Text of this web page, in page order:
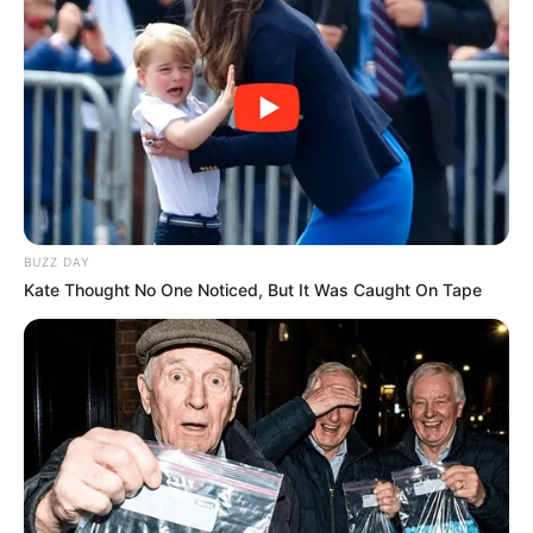
ügyben érintett21 éves férfiszerepe szintén
vizsgálat alatt áll. A gyanú szerint nem ő követte el
magát a bűncselekményt, ugyanakkor a hatóságok
azt feltételezik, hogy elmulaszthatta a szükséges
segítségnyújtást, és ezzel akadályozhatta az
azonnali beavatkozást. Hogy pontosan milyen
mértékben és milyen körülmények között
kapcsolódik az ügyhöz, azt a nyomozásnak kell
feltárnia. A rendőrség minden részletre kiterjedő
vizsgálatot folytat, és céljuk az, hogy pontosan
kiderüljön, mi történt a fiú eltűnésétől a holttest
megtalálásáig.
A közösséget mélyen megrázta a történtek híre
A háttérben akár hosszabb ideje fennálló konfliktus
BUZZ DAY
Kate Thought No One Noticed, But It Was Caught On Tape